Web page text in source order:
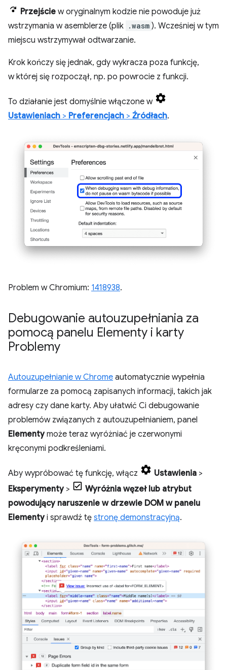
Przejście w oryginalnym kodzie nie powoduje już
wstrzymania w asemblerze (plik .wasm ). Wcześniej w tym
miejscu wstrzymywał odtwarzanie.
Krok kończy się jednak, gdy wykracza poza funkcję,
w której się rozpoczął, np. po powrocie z funkcji.
To działanie jest domyślnie włączone w
Ustawieniach > Preferencjach > Źródłach.
Problem w Chromium: 1418938.
Debugowanie autouzupełniania za
pomocą panelu Elementy i karty
Problemy
Autouzupełnianie w Chrome automatycznie wypełnia
formularze za pomocą zapisanych informacji, takich jak
adresy czy dane karty. Aby ułatwić Ci debugowanie
problemów związanych z autouzupełnianiem, panel
Elementymoże teraz wyróżniać je czerwonymi
kręconymi podkreśleniami.
Aby wypróbować tę funkcję, włącz Ustawienia >
Eksperymenty>
Wyróżnia węzeł lub atrybut
powodujący naruszenie w drzewie DOM w panelu
Elementyi sprawdź tę stronę demonstracyjną.